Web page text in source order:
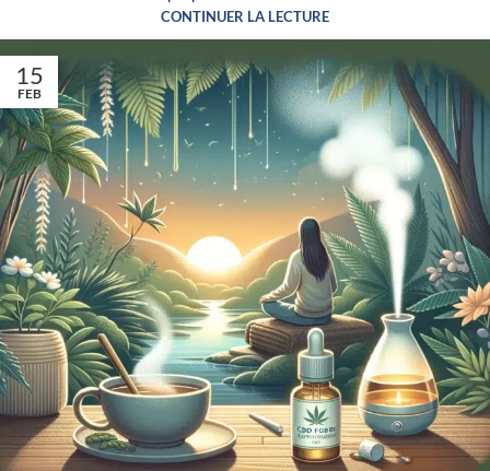
CONTINUER LA LECTURE
15
FEB